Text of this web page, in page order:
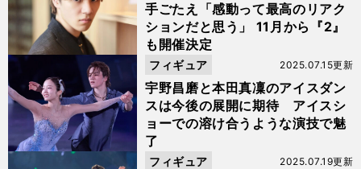
手ごたえ「感動って最高のリアク
ションだと思う」 11月から『2』
も開催決定
宇野昌磨と本田真凜のアイスダン
スは今後の展開に期待 アイスシ
ョーでの溶け合うような演技で魅
了
2025.07.15更新
フィギュア
2025.07.19更新
フィギュア